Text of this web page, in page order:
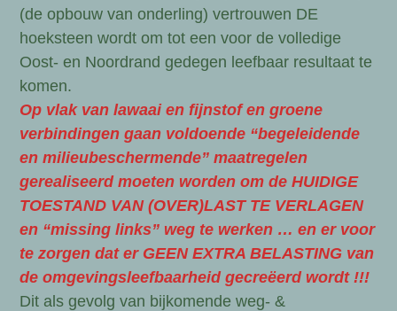
(de opbouw van onderling) vertrouwen DE
hoeksteen wordt om tot een voor de volledige
Oost- en Noordrand gedegen leefbaar resultaat te
komen.
Op vlak van lawaai en fijnstof en groene
verbindingen gaan voldoende “begeleidende
en milieubeschermende”maatregelen
gerealiseerd moeten worden om de HUIDIGE
TOESTAND VAN (OVER)LAST TE VERLAGEN
en “missing links” weg te werken … en er voor
te zorgen dat er GEEN EXTRA BELASTING van
de omgevingsleefbaarheid gecreëerd wordt !!!
Dit als gevolg van bijkomende weg- &